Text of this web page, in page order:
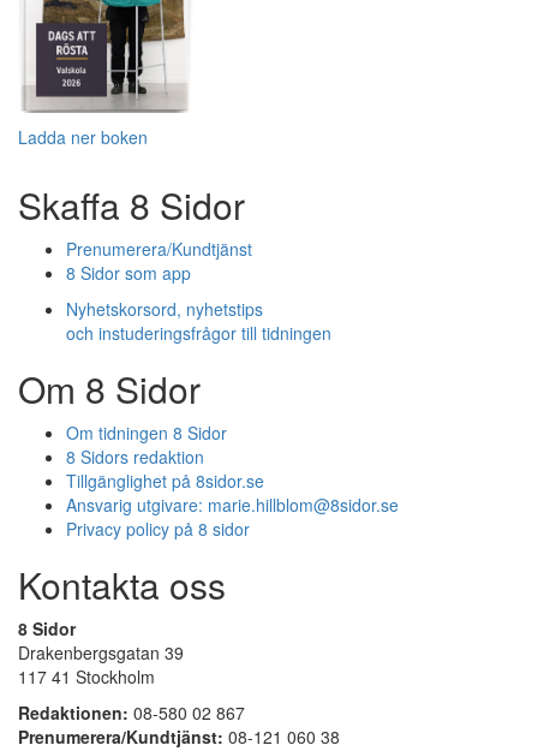
Ladda ner boken
Skaffa 8 Sidor
Prenumerera/Kundtjänst
8 Sidor som app
Nyhetskorsord, nyhetstips
och instuderingsfrågor till tidningen
Om 8 Sidor
Om tidningen 8 Sidor
8 Sidors redaktion
Tillgänglighet på 8sidor.se
Ansvarig utgivare: marie.hillblom@8sidor.se
Privacy policy på 8 sidor
Kontakta oss
8 Sidor
Drakenbergsgatan 39
117 41 Stockholm
Redaktionen: 08-580 02 867
Prenumerera/Kundtjänst: 08-121 060 38